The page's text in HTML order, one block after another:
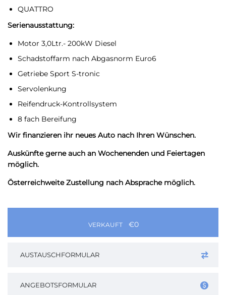
QUATTRO
Serienausstattung:
Motor 3,0Ltr.- 200kW Diesel
Schadstoffarm nach Abgasnorm Euro6
Getriebe Sport S-tronic
Servolenkung
Reifendruck-Kontrollsystem
8 fach Bereifung
Wir finanzieren ihr neues Auto nach Ihren Wünschen.
Auskünfte gerne auch an Wochenenden und Feiertagen
möglich.
Österreichweite Zustellung nach Absprache möglich.
VERKAUFT €0
AUSTAUSCHFORMULAR
ANGEBOTSFORMULAR